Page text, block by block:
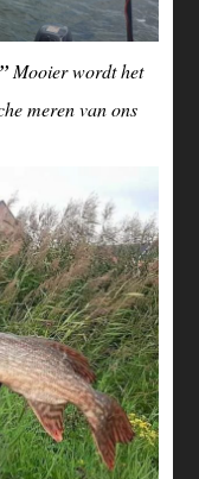
Mooier wordt het
meren van ons